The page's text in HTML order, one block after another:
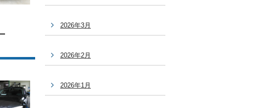
2026年3月
2026年2月
2026年1月